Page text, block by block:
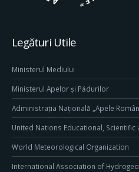
Legături Utile
Ministerul Mediului
Ministerul Apelor și Pădurilor
Administrația Națională „Apele
United Nations Educational,
World Meteorological Organization
International Association of